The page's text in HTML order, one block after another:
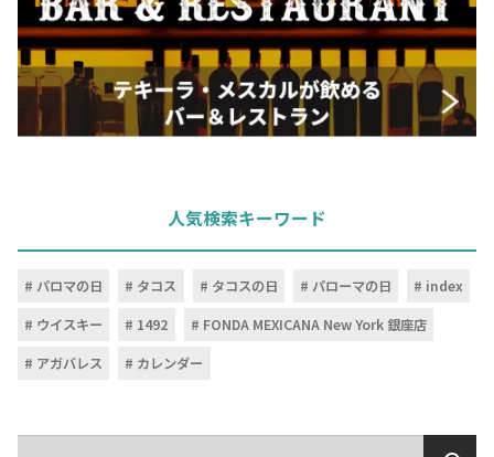
人気検索キーワード
パロマの日 タコス タコスの日 パローマの日
index
ウイスキー
1492
FONDA MEXICANA New York 銀座店
アガバレス
カレンダー